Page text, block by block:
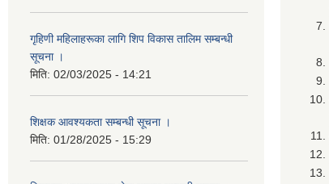
गृहिणी महिलाहरूका लागि शिप विकास तालिम सम्बन्धी
सूचना ‌।
मिति: 02/03/2025 - 14:21
शिक्षक आवश्यकता सम्बन्धी सूचना ।
मिति: 01/28/2025 - 15:29